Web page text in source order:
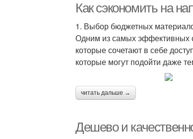
Как сэкономить на
1. Выбор бюджетных
Одним из самых эффективных
которые сочетают в себе
которые могут подойти даже
читать дальше →
Дешево и